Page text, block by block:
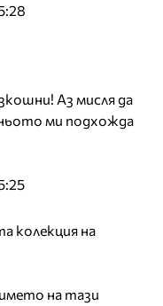
Аз мисля да
ми подхожда
колекция на
на тази